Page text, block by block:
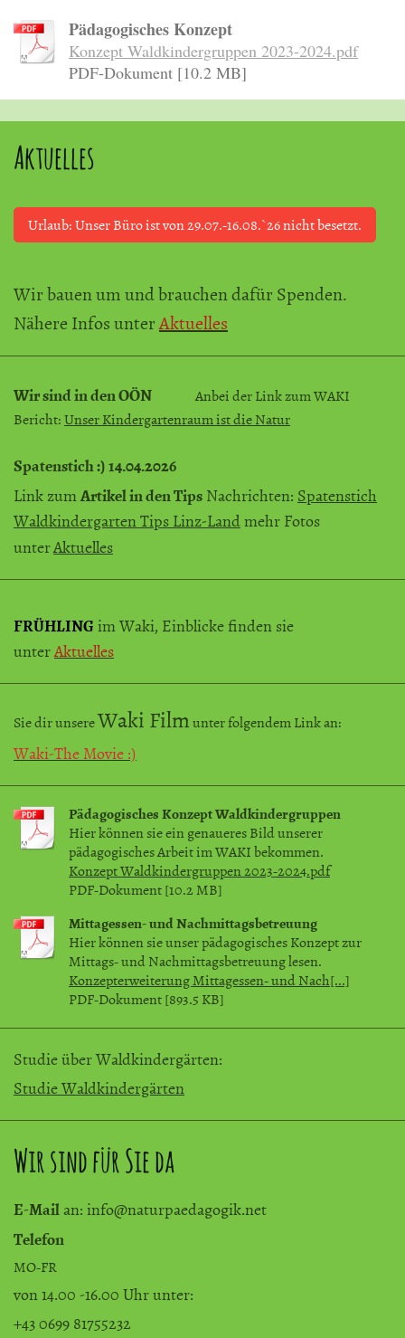
Pädagogisches Konzept
Konzept Waldkindergruppen 2023-2024.pdf
PDF-Dokument [10.2 MB]
Aktuelles
Urlaub: Unser Büro ist von 29.07.-16.08.`26 nicht besetzt.
Wir bauen um und brauchen dafür Spenden.
Nähere Infos unterAktuelles
Wir sind in den OÖN
Anbei der Link zum WAKI
Bericht:Unser Kindergartenraum ist die Natur
Spatenstich :) 14.04.2026
Link zumArtikel in den TipsNachrichten: Spatenstich
Waldkindergarten Tips Linz-Landmehr Fotos
unterAktuelles
FRÜHLINGim Waki, Einblicke finden sie
unterAktuelles
Sie dir unsereWaki Filmunter folgendem Link an:
Waki-The Movie :)
Pädagogisches Konzept Waldkindergruppen
Hier können sie ein genaueres Bild unserer
pädagogisches Arbeit im WAKI bekommen.
Konzept Waldkindergruppen 2023-2024.pdf
PDF-Dokument [10.2 MB]
Mittagessen- und Nachmittagsbetreuung
Hier können sie unser pädagogisches Konzept zur
Mittags- und Nachmittagsbetreuung lesen.
Konzepterweiterung Mittagessen- und Nach[...]
PDF-Dokument [893.5 KB]
Studie über Waldkindergärten:
Studie Waldkindergärten
Wir sind für Sie da
E-Mailan: info@naturpaedagogik.net
Telefon
MO-FR
von 14.00 -16.00 Uhr unter:
+43 0699 81755232